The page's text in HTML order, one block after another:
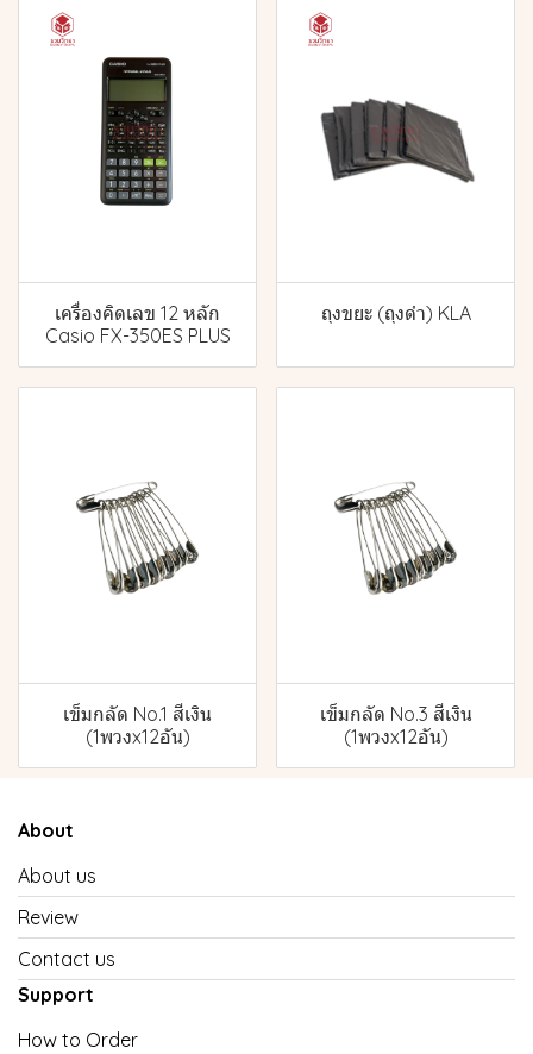
เครื่องคิดเลข 12 หลัก
Casio FX-350ES PLUS
ถุงขยะ (ถุงดำ) KLA
เข็มกลัด No.1 สีเงิน
(1พวงx12อัน)
เข็มกลัด No.3 สีเงิน
(1พวงx12อัน)
About
About us
Review
Contact us
Support
How to Order